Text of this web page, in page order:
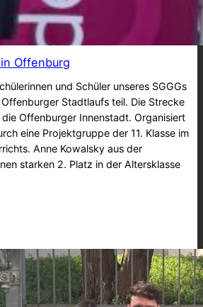
Offenburg
und Schüler unseres SGGGs
Stadtlaufs teil. Die Strecke
Offenburger Innenstadt. Organisiert
eine Projektgruppe der 11. Klasse im
Anne Kowalsky aus der
starken 2. Platz in der Altersklasse